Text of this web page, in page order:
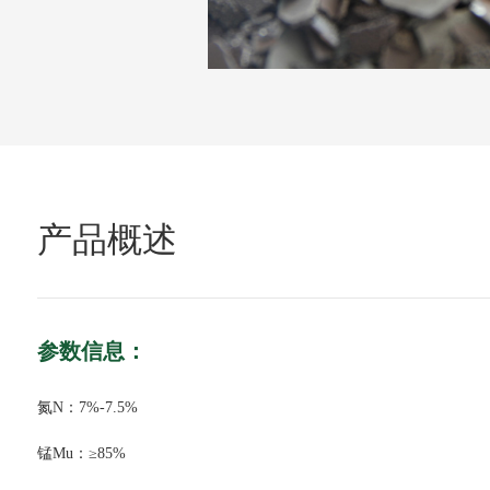
产品概述
参数信息：
氮N：7%-7.5%
锰Mu：≥85%